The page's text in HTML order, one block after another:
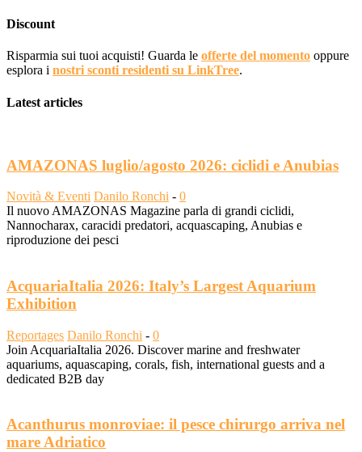
Discount
Risparmia sui tuoi acquisti! Guarda le offerte del momento oppure
esplora i nostri sconti residenti su LinkTree.
Latest articles
AMAZONAS luglio/agosto 2026: ciclidi e Anubias
Novità & Eventi Danilo Ronchi - 0
Il nuovo AMAZONAS Magazine parla di grandi ciclidi,
Nannocharax, caracidi predatori, acquascaping, Anubias e
riproduzione dei pesci
AcquariaItalia 2026: Italy’s Largest Aquarium
Exhibition
Reportages Danilo Ronchi - 0
Join AcquariaItalia 2026. Discover marine and freshwater
aquariums, aquascaping, corals, fish, international guests and a
dedicated B2B day
Acanthurus monroviae: il pesce chirurgo arriva nel
mare Adriatico